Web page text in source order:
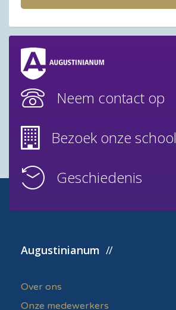
Neem contact op
Bezoek onze school
Geschiedenis
Augustinianum
Over ons
Onze medewerkers